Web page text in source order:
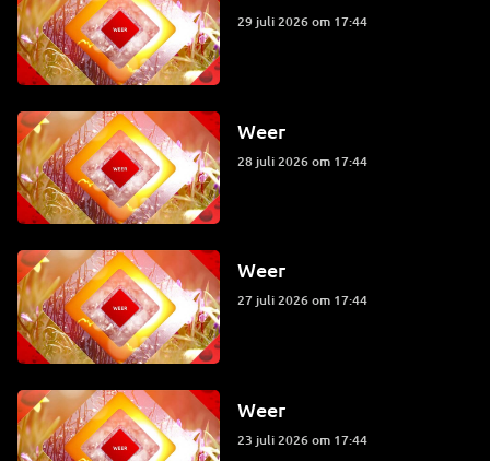
29 juli 2026 om 17:44
Weer
28 juli 2026 om 17:44
Weer
27 juli 2026 om 17:44
Weer
23 juli 2026 om 17:44